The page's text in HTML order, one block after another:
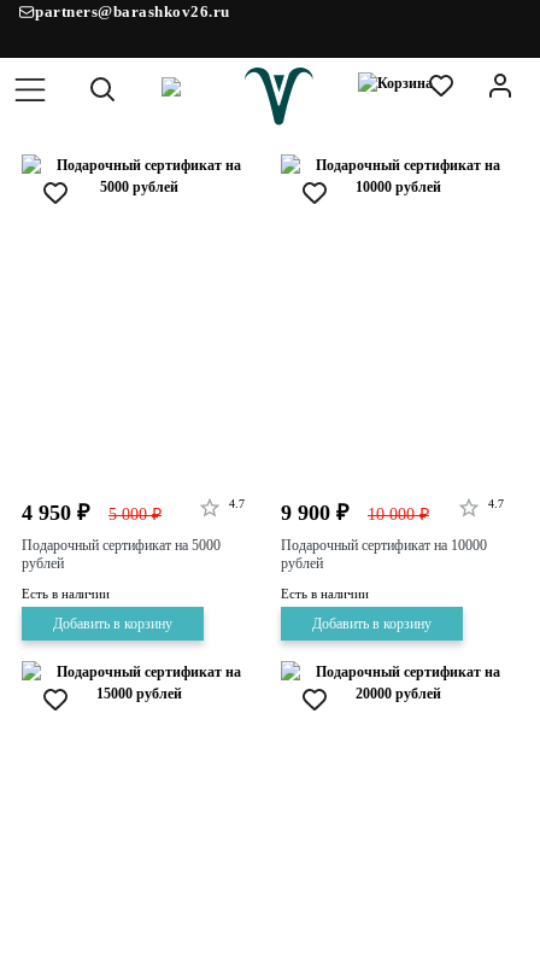
partners@barashkov26.ru
4 950 ₽ 5 000 ₽
4.7
Подарочный сертификат на 5000
рублей
Есть в наличии
Добавить в корзину
9 900 ₽ 10 000 ₽
4.7
Подарочный сертификат на 10000
рублей
Есть в наличии
Добавить в корзину